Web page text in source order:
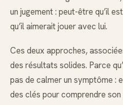
un jugement : peut-être qu’il
qu’il aimerait jouer avec lui.
Ces deux approches,
des résultats solides. Parce
pas de calmer un symptôme :
des clés pour comprendre